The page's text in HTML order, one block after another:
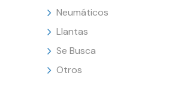
Neumáticos
Llantas
Se Busca
Otros